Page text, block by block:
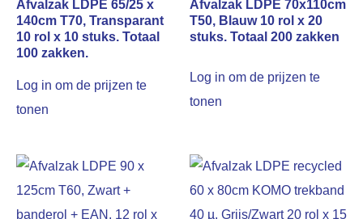
Afvalzak LDPE 65/25 x
140cm T70, Transparant
10 rol x 10 stuks. Totaal
100 zakken.
Log in om de prijzen te
tonen
Afvalzak LDPE 70x110cm
T50, Blauw 10 rol x 20
stuks. Totaal 200 zakken
Log in om de prijzen te
tonen